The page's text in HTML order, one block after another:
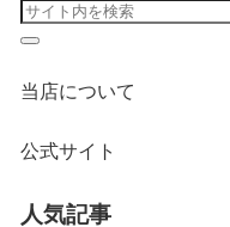
当店について
公式サイト
人気記事